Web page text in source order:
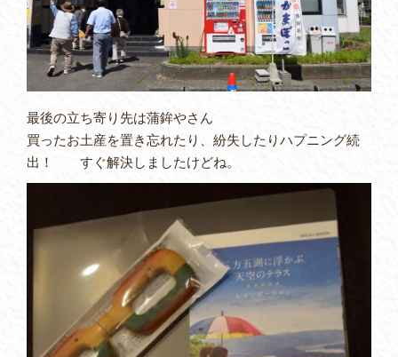
最後の立ち寄り先は蒲鉾やさん
買ったお土産を置き忘れたり、紛失したりハプニング続
出！ すぐ解決しましたけどね。